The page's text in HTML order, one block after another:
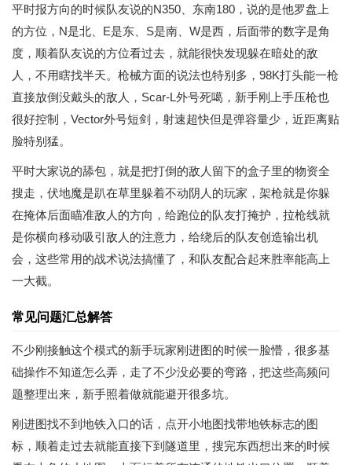
平时报方向的时候队友说的N350、东南180，说的是他罗盘上
的方位，N是北、E是东、S是南、W是西，后面带的数字是角
度，顺着队友说的方位看过去，就能很快发现躲在暗处的敌
人，不用瞎找半天。枪械方面的说法也特别多，98K打头能一枪
直接放倒没戴头的敌人，Scar-L外号死噶，新手刚上手压枪也
很好控制，Vector外号短剑，射速超快但是弹容量少，近距离贴
脸特别猛。
平时大家说的舔包，就是把打倒的敌人留下的盒子里的物资全
搜走，伏地魔是趴在草里躲着不动阴人的玩家，架枪就是你躲
在掩体后面瞄准敌人的方向，给跑位的队友打掩护，拉枪线就
是你横向移动吸引敌人的注意力，给绕后的队友创造输出机
会，这些常用的战术说法搞懂了，和队友配合起来胜率能高上
一大截。
常见问题汇总解答
不少刚接触这个模式的新手玩家刚进图的时候一脸懵，很多基
础操作不知道怎么弄，走了不少没必要的弯路，把这些高频问
题整理出来，新手照着做就能避开很多坑。
刚进图找不到地铁入口的话，点开小地图找带地铁标志的图
标，顺着走过去就能直接下到隧道里，搜完东西想出来的时候